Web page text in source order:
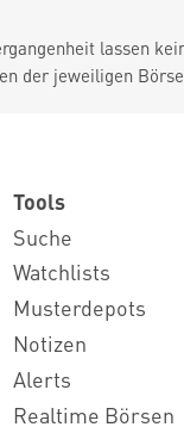
lassen
der jeweiligen
Tools
Suche
Watchlists
Musterdepots
Notizen
Alerts
Realtime Börsen